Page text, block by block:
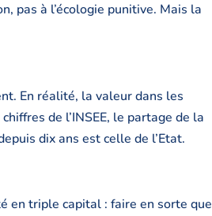
pas à l’écologie punitive. Mais la
En réalité, la valeur dans les
de l’INSEE, le partage de la
dix ans est celle de l’Etat.
en triple capital : faire en sorte que